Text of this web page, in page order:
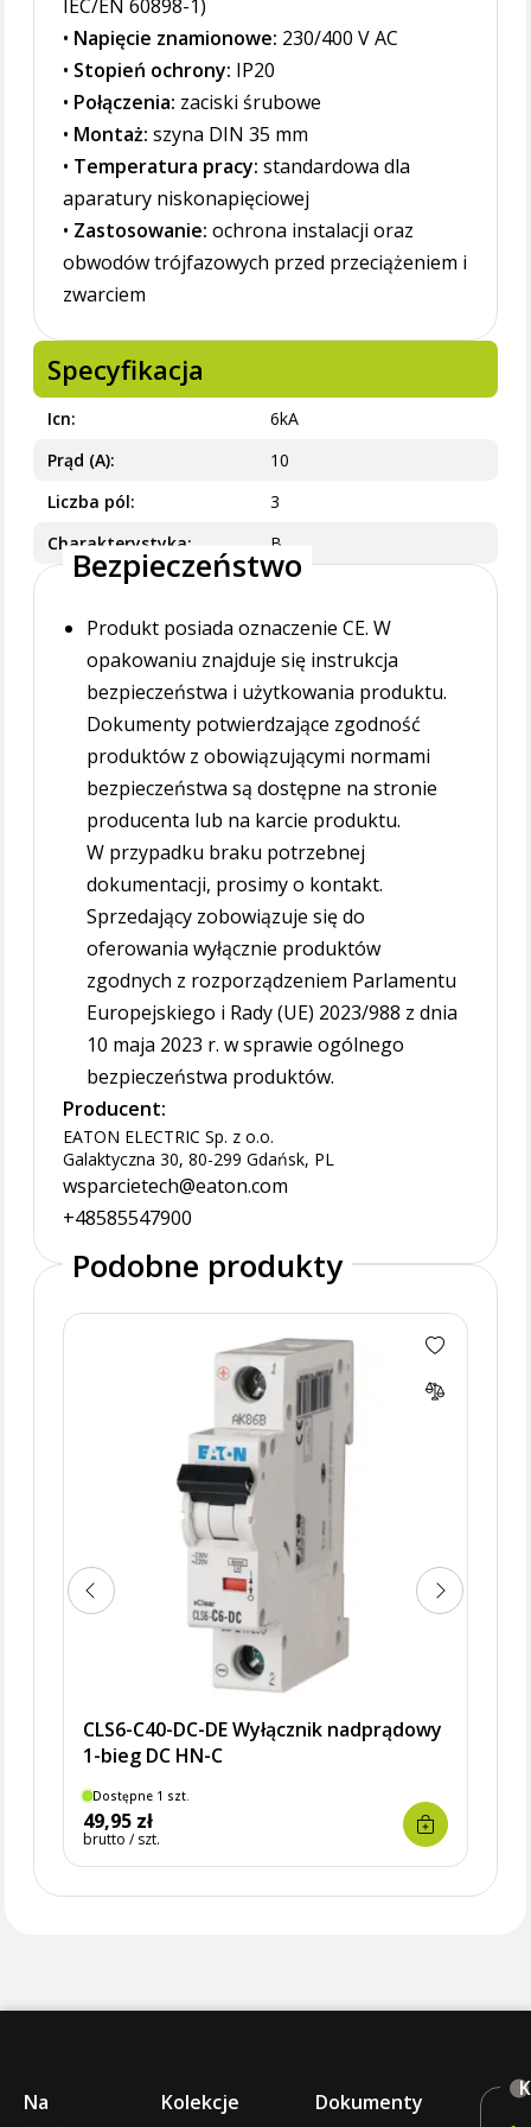
IEC/EN 60898-1)
• Napięcie znamionowe: 230/400 V AC
• Stopień ochrony: IP20
• Połączenia: zaciski śrubowe
• Montaż: szyna DIN 35 mm
• Temperatura pracy: standardowa dla
aparatury niskonapięciowej
• Zastosowanie: ochrona instalacji oraz
obwodów trójfazowych przed przeciążeniem i
zwarciem
Specyfikacja
Icn
6kA
Prąd (A)
10
Liczba pól
3
Charakterystyka
B
Bezpieczeństwo
Produkt posiada oznaczenie CE. W
opakowaniu znajduje się instrukcja
bezpieczeństwa i użytkowania produktu.
Dokumenty potwierdzające zgodność
produktów z obowiązującymi normami
bezpieczeństwa są dostępne na stronie
producenta lub na karcie produktu.
W przypadku braku potrzebnej
dokumentacji, prosimy o kontakt.
Sprzedający zobowiązuje się do
oferowania wyłącznie produktów
zgodnych z rozporządzeniem Parlamentu
Europejskiego i Rady (UE) 2023/988 z dnia
10 maja 2023 r. w sprawie ogólnego
bezpieczeństwa produktów.
Producent:
EATON ELECTRIC Sp. z o.o.
Galaktyczna 30, 80-299 Gdańsk, PL
wsparcietech@eaton.com
+48585547900
Podobne produkty
CLS6-C40-DC-DE Wyłącznik nadprądowy
1-bieg DC HN-C
Dostępne 1 szt.
49,95 zł
brutto / szt.
Na
Kolekcje Dokumenty